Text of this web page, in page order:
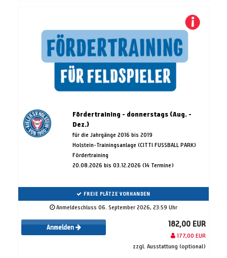
Fördertraining - donnerstags (Aug. -
Dez.)
für die Jahrgänge 2016 bis 2019
Holstein-Trainingsanlage (CITTI FUSSBALL PARK)
Fördertraining
20.08.2026 bis 03.12.2026 (14 Termine)
FREIE PLÄTZE VORHANDEN
Anmeldeschluss 06. September 2026, 23:59 Uhr
Anmelden 182,00 EUR
177,00 EUR
zzgl. Ausstattung (optional)